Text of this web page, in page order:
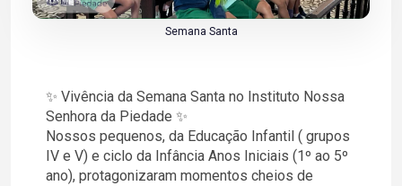
Semana Santa
✨ Vivência da Semana Santa no Instituto Nossa
Senhora da Piedade ✨
Nossos pequenos, da Educação Infantil ( grupos
IV e V) e ciclo da Infância Anos Iniciais (1º ao 5º
ano), protagonizaram momentos cheios de